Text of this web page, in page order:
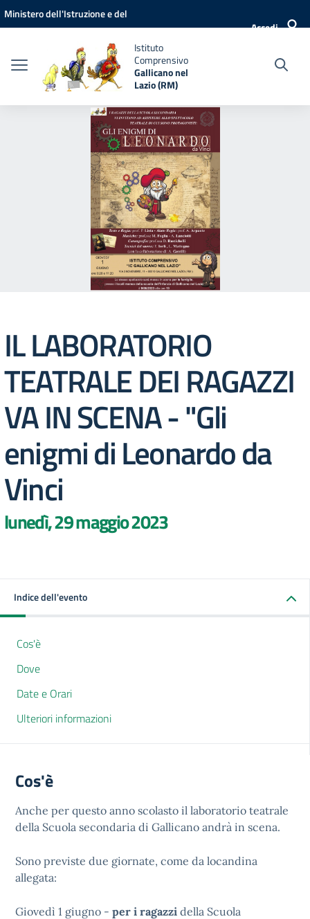
Vai ai contenuti
Vai al menu di navigazione
Vai al footer
Ministero dell'Istruzione e del
Accedi
Istituto
Comprensivo
Gallicano nel
Lazio (RM)
IL LABORATORIO
TEATRALE DEI RAGAZZI
VA IN SCENA - "Gli
enigmi di Leonardo da
Vinci
lunedì, 29 maggio 2023
Indice dell'evento
Cos'è
Dove
Date e Orari
Ulteriori informazioni
Cos'è
Anche per questo anno scolasto il laboratorio teatrale
della Scuola secondaria di Gallicano andrà in scena.
Sono previste due giornate, come da locandina
allegata:
Giovedì 1 giugno - per i ragazzi della Scuola